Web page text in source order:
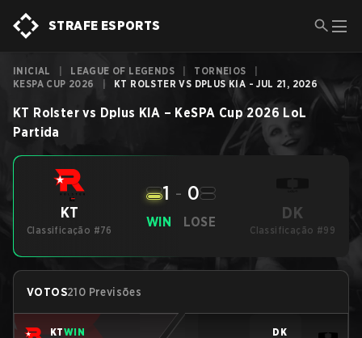
STRAFE ESPORTS
INICIAL LEAGUE OF LEGENDS TORNEIOS
KESPA CUP 2026
KT ROLSTER VS DPLUS KIA - JUL 21, 2026
KT Rolster vs Dplus KIA – KeSPA Cup 2026 LoL
Partida
KT
Classificação #76
WIN
1 - 0
LOSE DK
Classificação #99
VOTOS210 Previsões
KTWIN DK